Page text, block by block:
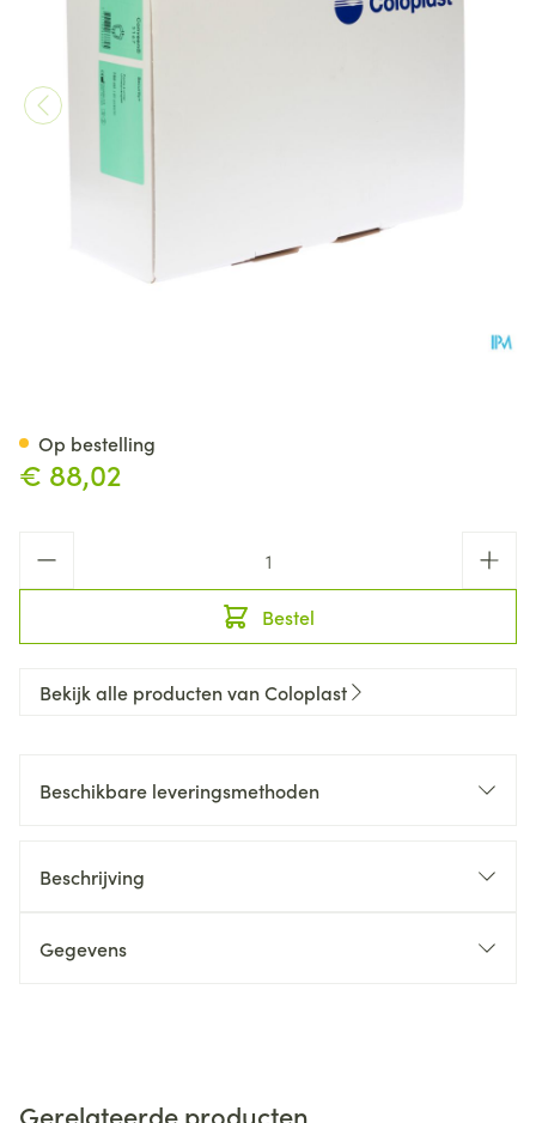
€ 88,02
Bestel
Op bestelling
Bekijk alle producten van Coloplast
Beschikbare leveringsmethoden
Beschrijving
Gegevens
Gerelateerde producten